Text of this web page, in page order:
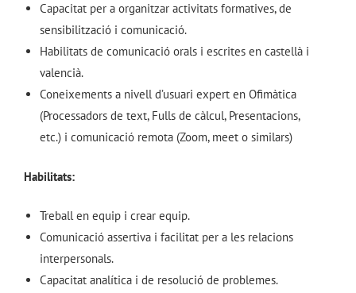
Capacitat per a organitzar activitats formatives, de
sensibilització i comunicació.
Habilitats de comunicació orals i escrites en castellà i
valencià.
Coneixements a nivell d’usuari expert en Ofimàtica
(Processadors de text, Fulls de càlcul, Presentacions,
etc.) i comunicació remota (Zoom, meet o similars)
Habilitats:
Treball en equip i crear equip.
Comunicació assertiva i facilitat per a les relacions
interpersonals.
Capacitat analítica i de resolució de problemes.